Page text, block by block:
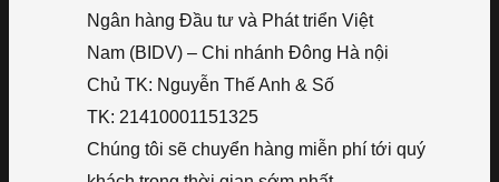
Ngân hàng Đầu tư và Phát triển Việt
Nam (BIDV) – Chi nhánh Đông Hà nội
Chủ TK: Nguyễn Thế Anh & Số
TK: 21410001151325
Chúng tôi sẽ chuyển hàng miễn phí tới quý